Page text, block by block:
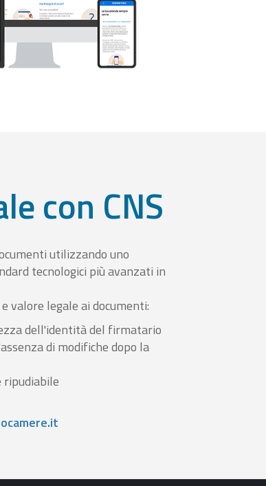
con CNS
utilizzando uno
tecnologici più avanzati in
valore legale ai documenti:
dell'identità del firmatario
di modifiche dopo la
ripudiabile